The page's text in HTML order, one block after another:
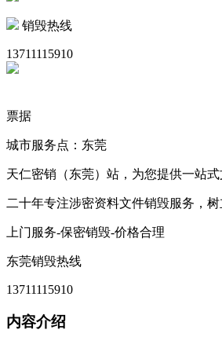
销毁热线
13711115910
票据
城市服务点：东莞
天仁密销（东莞）站，为您提供一站
二十年专注涉密资料文件销毁服务，
上门服务-保密销毁-价格合理
东莞销毁热线
13711115910
内容介绍